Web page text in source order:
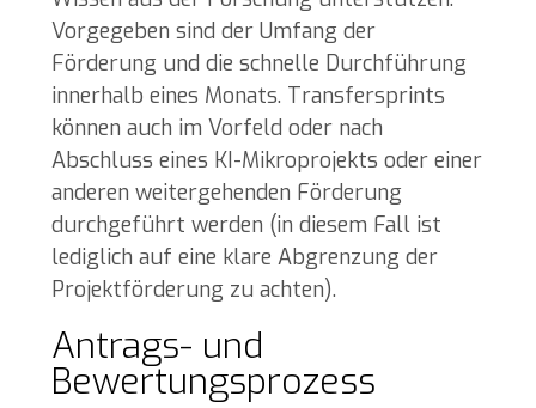
Vorgegeben sind der Umfang der
Förderung und die schnelle Durchführung
innerhalb eines Monats. Transfersprints
können auch im Vorfeld oder nach
Abschluss eines KI-Mikroprojekts oder einer
anderen weitergehenden Förderung
durchgeführt werden (in diesem Fall ist
lediglich auf eine klare Abgrenzung der
Projektförderung zu achten).
Antrags- und
Bewertungsprozess